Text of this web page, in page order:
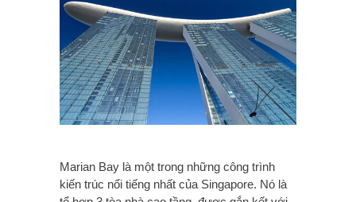
Marian Bay là một trong những công trình
kiến trúc nổi tiếng nhất của Singapore. Nó là